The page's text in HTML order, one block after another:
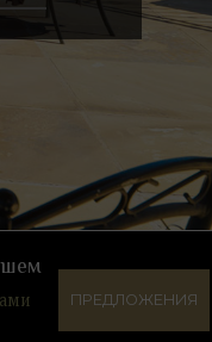
ПРЕДЛОЖЕНИЯ